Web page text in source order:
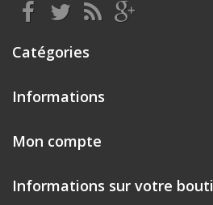
Catégories
Informations
Mon compte
Informations sur votre